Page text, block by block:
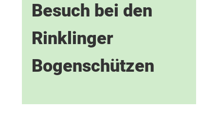
Besuch bei den
Rinklinger
Bogenschützen